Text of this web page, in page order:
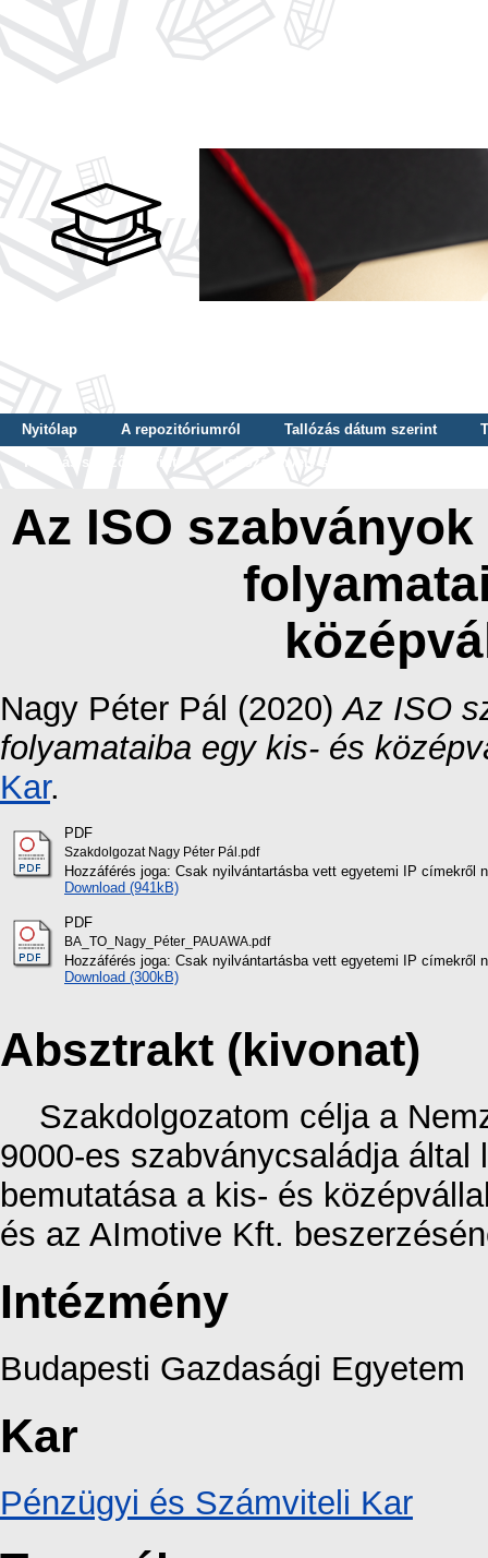
Nyitólap A repozitóriumról Tallózás dátum szerint
Tallózás szerző szerint
Tallózás nyelv szerint
Az ISO
Nagy Péter Pál (2020)Az ISO
folyamataiba egy kis- és
Kar.
PDF
Szakdolgozat Nagy Péter Pál.pdf
Hozzáférés joga: Csak nyilvántartásba vett egyetemi IP címekről
Download (941kB)
PDF
BA_TO_Nagy_Péter_PAUAWA.pdf
Hozzáférés joga: Csak nyilvántartásba vett egyetemi IP címekről
Download (300kB)
Absztrakt (kivonat)
Szakdolgozatom célja a
9000-es szabványcsaládja
bemutatása a kis- és
és az AImotive Kft.
Intézmény
Budapesti Gazdasági Egyetem
Kar
Pénzügyi és Számviteli Kar